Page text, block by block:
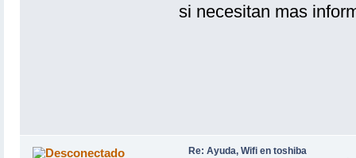
si necesitan mas
Re: Ayuda, Wifi en toshiba